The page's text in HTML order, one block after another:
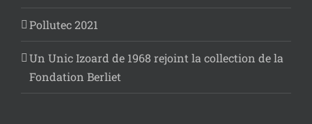
Pollutec 2021
Un Unic Izoard de 1968 rejoint la collection de la
Fondation Berliet